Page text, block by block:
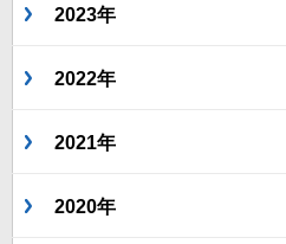
2023年
2022年
2021年
2020年